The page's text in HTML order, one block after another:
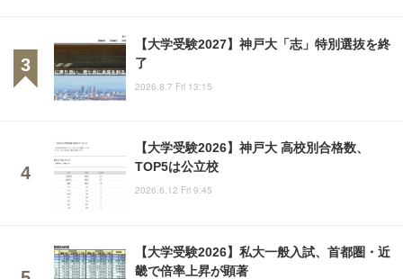
【大学受験2027】神戸大「志」特別選抜を終
了
2026.8.7 Fri 13:15
【大学受験2026】神戸大 高校別合格数、
TOP5は公立校
2026.6.12 Fri 9:45
【大学受験2026】私大一般入試、首都圏・近
畿で倍率上昇が顕著